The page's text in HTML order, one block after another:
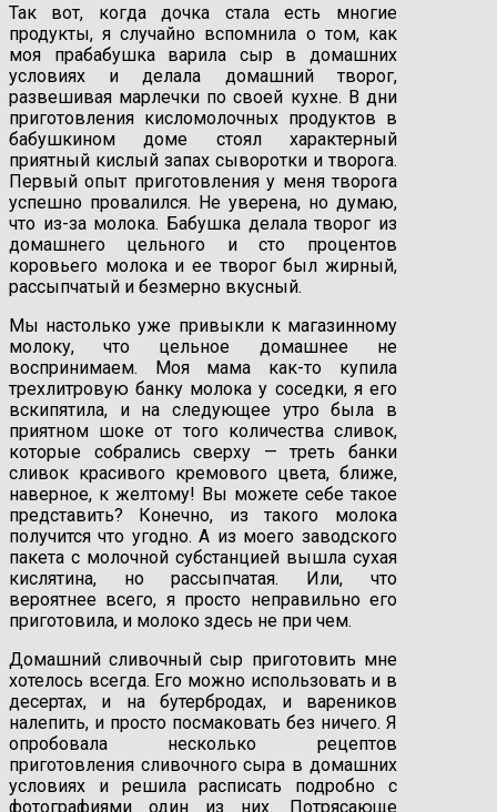
Так вот, когда дочка стала есть многие
продукты, я случайно вспомнила о том, как
моя прабабушка варила сыр в домашних
условиях и делала домашний творог,
развешивая марлечки по своей кухне. В дни
приготовления кисломолочных продуктов в
бабушкином доме стоял характерный
приятный кислый запах сыворотки и творога.
Первый опыт приготовления у меня творога
успешно провалился. Не уверена, но думаю,
что из-за молока. Бабушка делала творог из
домашнего цельного и сто процентов
коровьего молока и ее творог был жирный,
рассыпчатый и безмерно вкусный.
Мы настолько уже привыкли к магазинному
молоку, что цельное домашнее не
воспринимаем. Моя мама как-то купила
трехлитровую банку молока у соседки, я его
вскипятила, и на следующее утро была в
приятном шоке от того количества сливок,
которые собрались сверху — треть банки
сливок красивого кремового цвета, ближе,
наверное, к желтому! Вы можете себе такое
представить? Конечно, из такого молока
получится что угодно. А из моего заводского
пакета с молочной субстанцией вышла сухая
кислятина, но рассыпчатая. Или, что
вероятнее всего, я просто неправильно его
приготовила, и молоко здесь не при чем.
Домашний сливочный сыр приготовить мне
хотелось всегда. Его можно использовать и в
десертах, и на бутербродах, и вареников
налепить, и просто посмаковать без ничего. Я
опробовала несколько рецептов
приготовления сливочного сыра в домашних
условиях и решила расписать подробно с
фотографиями один из них. Потрясающе